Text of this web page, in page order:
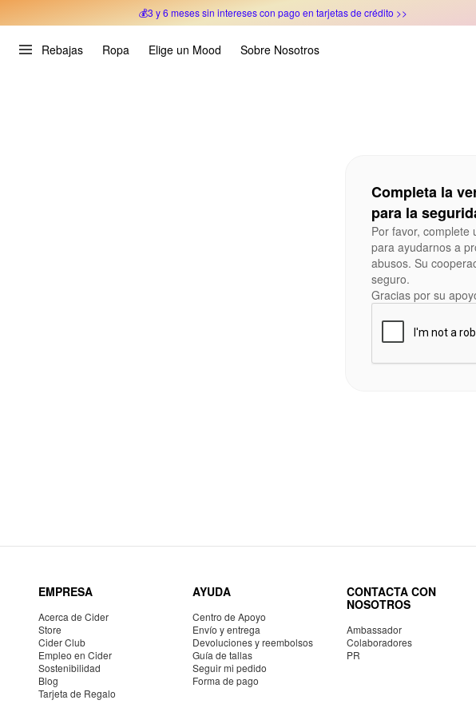
💰3 y 6 meses sin intereses con pago en tarjetas de crédito >>
Rebajas Ropa Elige un Mood Sobre Nosotros
Completa la
para la
Por favor, complete
para ayudarnos a
abusos. Su
seguro.
Gracias por su
EMPRESA
Acerca de Cider
Store
Cider Club
Empleo en Cider
Sostenibilidad
Blog
Tarjeta de Regalo
AYUDA
Centro de Apoyo
Envío y entrega
Devoluciones y reembolsos
Guía de tallas
Seguir mi pedido
Forma de pago
CONTACTA CON
NOSOTROS
Ambassador
Colaboradores
PR